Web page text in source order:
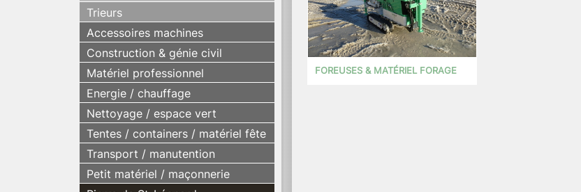
Trieurs
Accessoires machines
Construction & génie civil
Matériel professionnel
Energie / chauffage
Nettoyage / espace vert
Tentes / containers / matériel fête
Transport / manutention
Petit matériel / maçonnerie
FOREUSES & MATÉRIEL FORAGE